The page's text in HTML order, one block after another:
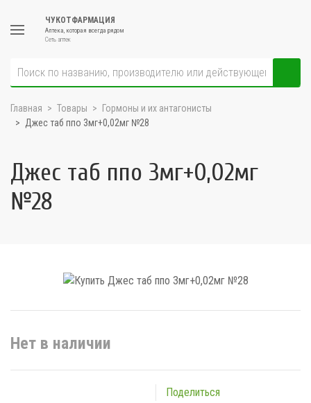
ЧУКОТФАРМАЦИЯ
Аптека, которая всегда рядом
Сеть аптек
Главная Товары
Гормоны и их антагонисты
Джес таб ппо 3мг+0,02мг №28
Джес таб ппо 3мг+0,02мг
№28
Нет в наличии
Поделиться